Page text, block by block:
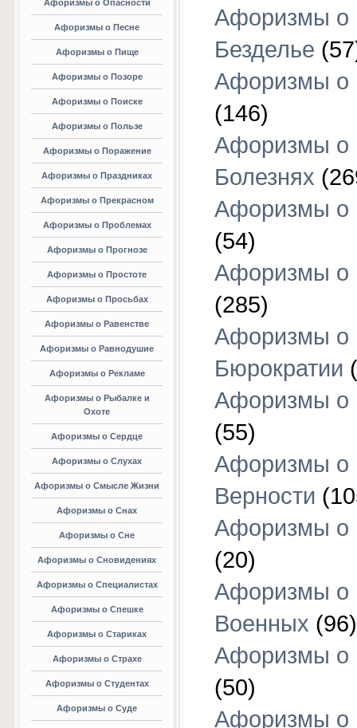
Афоризмы о Опасности
Афоризмы о Песне
Афоризмы о Пище
Афоризмы о Позоре
Афоризмы о Поиске
Афоризмы о Пользе
Афоризмы о Поражение
Афоризмы о Праздниках
Афоризмы о Прекрасном
Афоризмы о Проблемах
Афоризмы о Прогнозе
Афоризмы о Простоте
Афоризмы о Просьбах
Афоризмы о Равенстве
Афоризмы о Равнодушие
Афоризмы о Рекламе
Афоризмы о Рыбалке и
Охоте
Афоризмы о Сердце
Афоризмы о Слухах
Афоризмы о Смысле Жизни
Афоризмы о Снах
Афоризмы о Сне
Афоризмы о Сновидениях
Афоризмы о Специалистах
Афоризмы о Спешке
Афоризмы о Стариках
Афоризмы о Страхе
Афоризмы о Студентах
Афоризмы о Суде
Афоризмы о
Безделье
Афоризмы о
(146)
Афоризмы о
Болезнях
Афоризмы о
(54)
Афоризмы о
(285)
Афоризмы о
Бюрократии
Афоризмы о
(55)
Афоризмы о
Верности
Афоризмы о
(20)
Афоризмы о
Военных (96)
Афоризмы о
(50)
Афоризмы о